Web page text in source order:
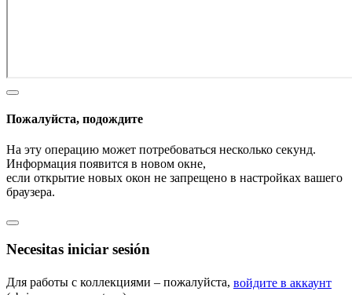
Пожалуйста, подождите
На эту операцию может потребоваться несколько секунд.
Информация появится в новом окне,
если открытие новых окон не запрещено в настройках вашего
браузера.
Necesitas iniciar sesión
Для работы с коллекциями – пожалуйста, войдите в аккаунт